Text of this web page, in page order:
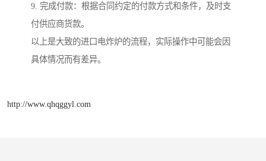
9. 完成付款：根据合同约定的付款方式和条件，及时支
付供应商货款。
以上是大致的进口电炸炉的流程，实际操作中可能会因
具体情况而有差异。
http://www.qhqggyl.com